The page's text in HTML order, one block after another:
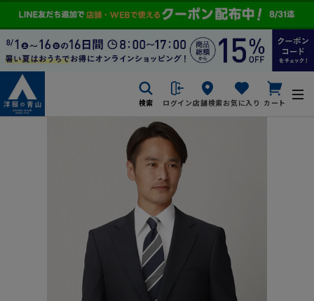
検索 ログイン店舗検索お気に入り カート